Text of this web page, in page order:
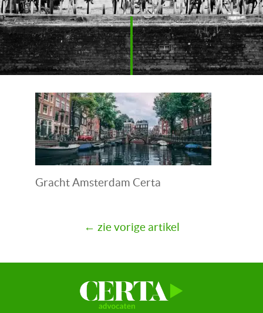
Gracht Amsterdam Certa
← zie vorige artikel